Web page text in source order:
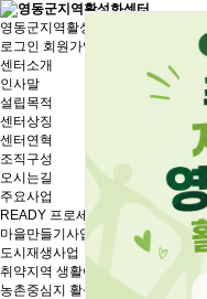
영동군지역활성화센터
로그인 회원가입
센터소개
인사말
설립목적
센터상징
센터연혁
조직구성
오시는길
주요사업
READY 프로세스
마을만들기사업
도시재생사업
취약지역 생활여건 개조사업
농촌중심지 활성화사업